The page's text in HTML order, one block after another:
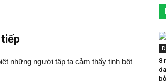
những người tập tạ cảm thấy tinh bột
8